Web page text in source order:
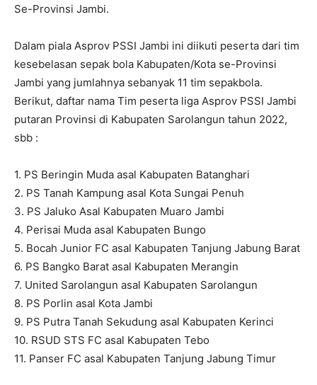
Se-Provinsi Jambi.
Dalam piala Asprov PSSI Jambi ini diikuti peserta dari tim
kesebelasan sepak bola Kabupaten/Kota se-Provinsi
Jambi yang jumlahnya sebanyak 11 tim sepakbola.
Berikut, daftar nama Tim peserta liga Asprov PSSI Jambi
putaran Provinsi di Kabupaten Sarolangun tahun 2022,
sbb :
1. PS Beringin Muda asal Kabupaten Batanghari
2. PS Tanah Kampung asal Kota Sungai Penuh
3. PS Jaluko Asal Kabupaten Muaro Jambi
4. Perisai Muda asal Kabupaten Bungo
5. Bocah Junior FC asal Kabupaten Tanjung Jabung Barat
6. PS Bangko Barat asal Kabupaten Merangin
7. United Sarolangun asal Kabupaten Sarolangun
8. PS Porlin asal Kota Jambi
9. PS Putra Tanah Sekudung asal Kabupaten Kerinci
10. RSUD STS FC asal Kabupaten Tebo
11. Panser FC asal Kabupaten Tanjung Jabung Timur